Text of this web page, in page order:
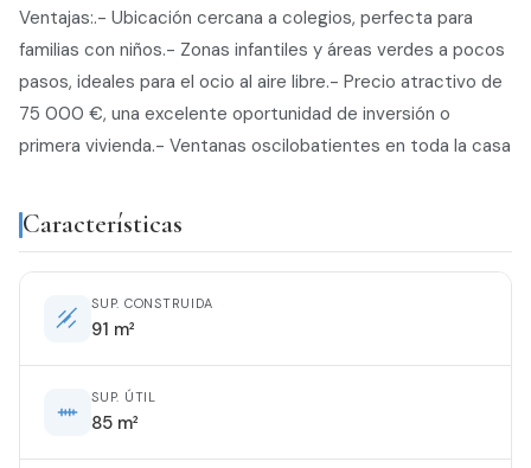
Ventajas:.- Ubicación cercana a colegios, perfecta para
familias con niños.- Zonas infantiles y áreas verdes a pocos
pasos, ideales para el ocio al aire libre.- Precio atractivo de
75 000 €, una excelente oportunidad de inversión o
primera vivienda.- Ventanas oscilobatientes en toda la casa
Características
SUP. CONSTRUIDA
91 m²
SUP. ÚTIL
85 m²